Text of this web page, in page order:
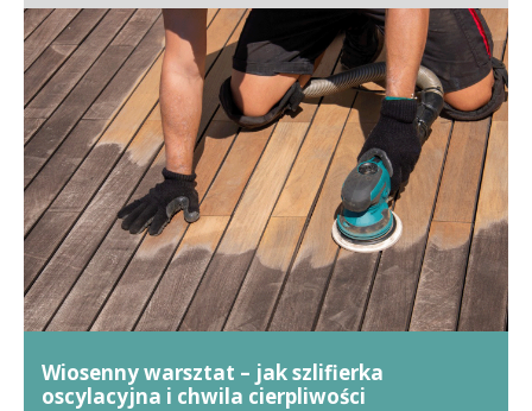
Wiosenny warsztat – jak szlifierka
oscylacyjna i chwila cierpliwości